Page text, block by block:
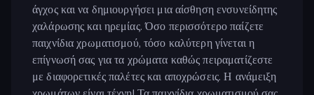
άγχος και να δημιουργήσει μια αίσθηση ενσυνείδητης
χαλάρωσης και ηρεμίας. Όσο περισσότερο παίζετε
παιχνίδια χρωματισμού, τόσο καλύτερη γίνεται η
επίγνωσή σας για τα χρώματα καθώς πειραματίζεστε
με διαφορετικές παλέτες και αποχρώσεις. Η ανάμειξη